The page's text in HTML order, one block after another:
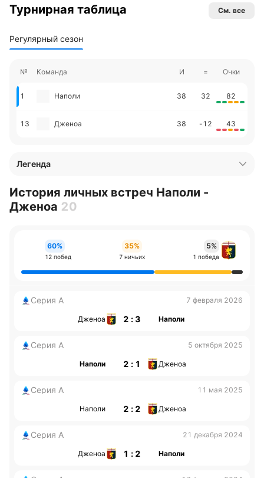
Турнирная таблица См. все
Регулярный сезон
№ Команда И = Очки
1 Наполи 38 32 82
13 Дженоа 38 -12 43
Легенда
История личных встреч Наполи -
Дженоа 20
60%
12 побед
35%
7 ничьих
5%
1 победа
Серия А 7 февраля 2026
Дженоа 2 : 3 Наполи
Серия А 5 октября 2025
Наполи 2 : 1 Дженоа
Серия А 11 мая 2025
Наполи 2 : 2 Дженоа
Серия А 21 декабря 2024
Дженоа 1 : 2 Наполи